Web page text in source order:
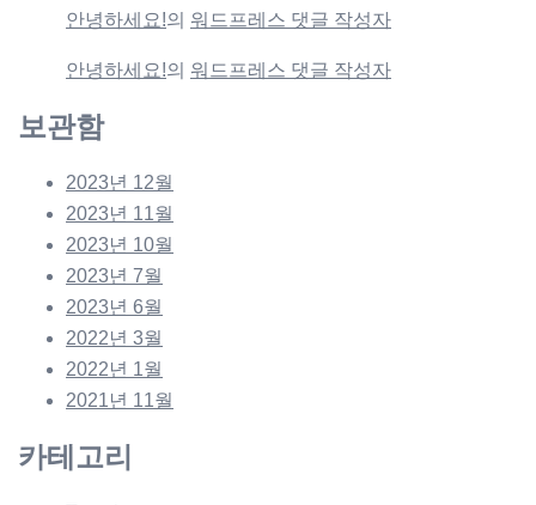
안녕하세요!의 워드프레스 댓글 작성자
안녕하세요!의 워드프레스 댓글 작성자
보관함
2023년 12월
2023년 11월
2023년 10월
2023년 7월
2023년 6월
2022년 3월
2022년 1월
2021년 11월
카테고리